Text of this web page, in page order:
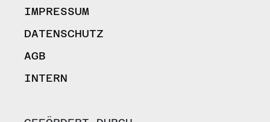
IMPRESSUM
DATENSCHUTZ
AGB
INTERN